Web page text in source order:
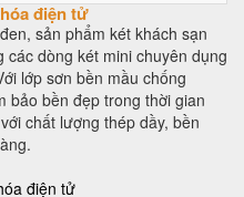
điện tử
sản phẩm két khách sạn
các dòng két mini chuyên dụng
lớp sơn bền mầu chống
bảo bền đẹp trong thời gian
chất lượng thép dầy, bền